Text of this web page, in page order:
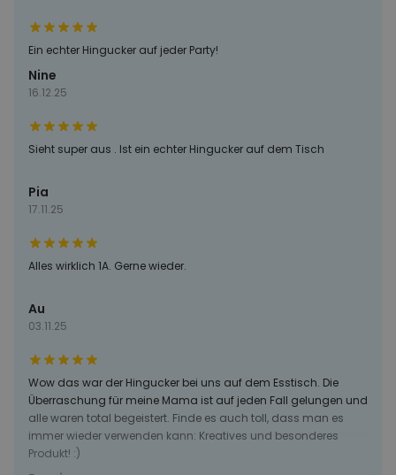
Ein echter Hingucker auf jeder Party!
Nine
16.12.25
Sieht super aus . Ist ein echter Hingucker auf dem Tisch
Pia
17.11.25
Alles wirklich 1A. Gerne wieder.
Au
03.11.25
Wow das war der Hingucker bei uns auf dem Esstisch. Die
Überraschung für meine Mama ist auf jeden Fall gelungen und
alle waren total begeistert. Finde es auch toll, dass man es
immer wieder verwenden kann: Kreatives und besonderes
Produkt! :)